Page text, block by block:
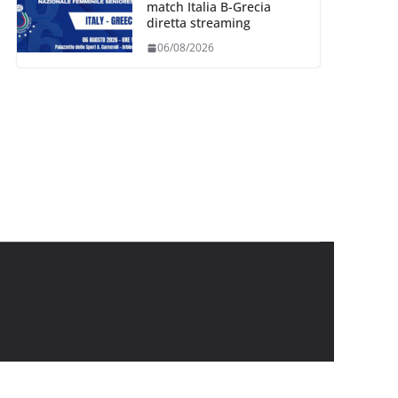
match Italia B-Grecia
diretta streaming
06/08/2026